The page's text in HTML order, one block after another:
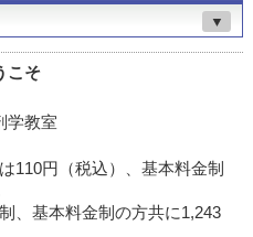
▼
こそ
学教室
110円（税込）、基本料金制
、基本料金制の方共に1,243